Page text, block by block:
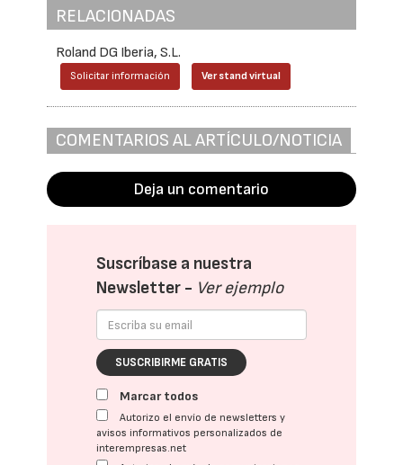
RELACIONADAS
Roland DG Iberia, S.L.
Solicitar información Ver stand virtual
COMENTARIOS AL ARTÍCULO/NOTICIA
Deja un comentario
Suscríbase a nuestra
Newsletter - Ver ejemplo
SUSCRIBIRME GRATIS
Marcar todos
Autorizo el envío de newsletters y
avisos informativos personalizados de
interempresas.net